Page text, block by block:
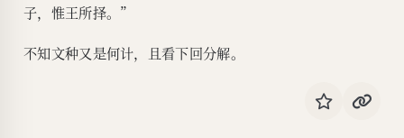
子，惟王所择。”
不知文种又是何计，且看下回分解。